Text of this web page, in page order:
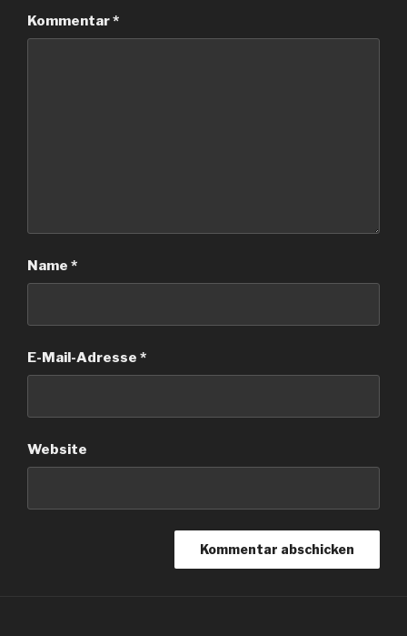
Kommentar*
Name *
E-Mail-Adresse *
Website